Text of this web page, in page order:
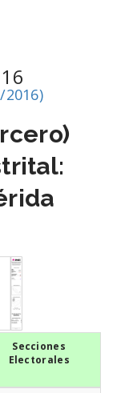
2016)
Secciones
Electorales